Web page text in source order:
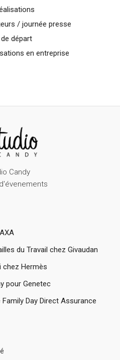
/ journée presse
départ
en entreprise
Candy
du Travail chez Givaudan
chez Hermès
pour Genetec
Day Direct Assurance